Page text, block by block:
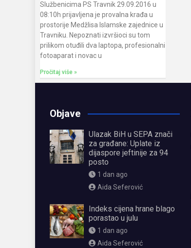
Službenicima PS Travnik 29.09.2016 u
08:10h prijavljena je provalna krađa u
prostorije Medžlisa Islamske zajednice u
Travniku. Nepoznati izvršioci su tom
prilikom otuđili dva laptopa, profesionalni
fotoaparat i novac u
Pročitaj više »
Objave
Ulazak BiH u SEPA znači
za građane: Uplate iz
dijaspore jeftinije za 94
posto
1 dan ago
Aida Seferović
Indeks cijena hrane blago
porastao u julu
1 dan ago
Aida Seferović